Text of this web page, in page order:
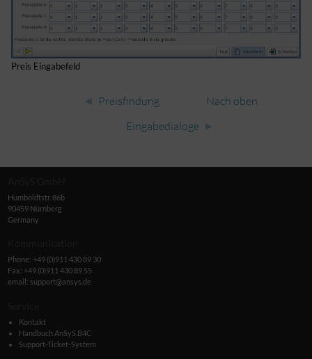
Preis Eingabefeld
Preisfindung
Nach oben
Eingabedialoge
Humboldtstr. 86b
90459 Nürnberg
Germany
Phone: +49 (0)911 430 89 30
Fax: +49 (0)911 430 89 55
email:support@ansys.de
Kontakt
Handbuch AnSyS.B4C
Support-Ticket-System